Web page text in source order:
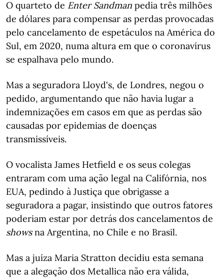
O quarteto de Enter Sandman pedia três milhões
de dólares para compensar as perdas provocadas
pelo cancelamento de espetáculos na América do
Sul, em 2020, numa altura em que o coronavírus
se espalhava pelo mundo.
Mas a seguradora Lloyd's, de Londres, negou o
pedido, argumentando que não havia lugar a
indemnizações em casos em que as perdas são
causadas por epidemias de doenças
transmissíveis.
O vocalista James Hetfield e os seus colegas
entraram com uma ação legal na Califórnia, nos
EUA, pedindo à Justiça que obrigasse a
seguradora a pagar, insistindo que outros fatores
poderiam estar por detrás dos cancelamentos de
showsna Argentina, no Chile e no Brasil.
Mas a juíza Maria Stratton decidiu esta semana
que a alegação dos Metallica não era válida,